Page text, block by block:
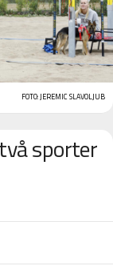
FOTO: JEREMIC SLAVOLJUB
sporter